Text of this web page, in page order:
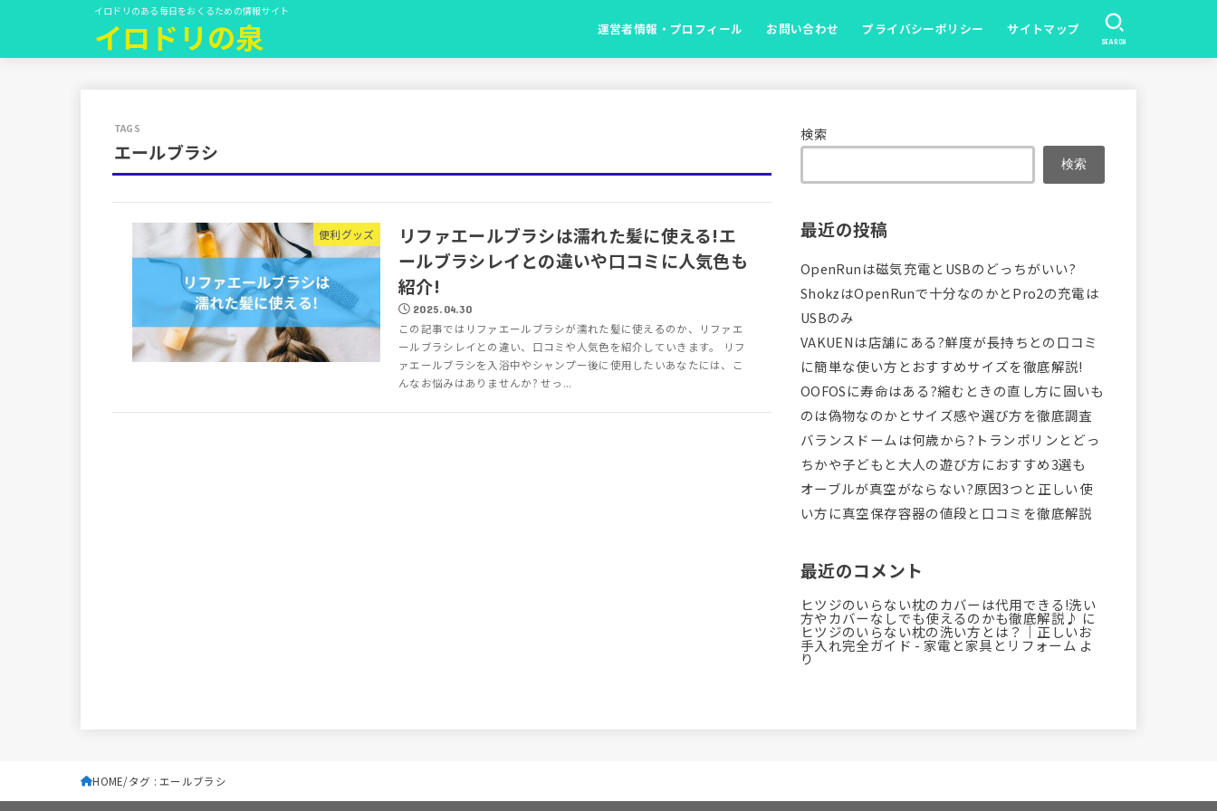
イロドリのある毎日をおくるための情報サイト
イロドリの泉 運営者情報・プロフィール お問い合わせ プライバシーポリシー サイトマップ
SEARCH
エールブラシ
便利グッズ
リファエールブラシは濡れた髪に使える!エ
ールブラシレイとの違いや口コミに人気色も
紹介!
2025.04.30
この記事ではリファエールブラシが濡れた髪に使えるのか、リファエ
ールブラシレイとの違い、口コミや人気色を紹介していきます。 リフ
ァエールブラシを入浴中やシャンプー後に使用したいあなたには、こ
んなお悩みはありませんか? せっ...
検索
検索
最近の投稿
OpenRunは磁気充電とUSBのどっちがいい?
ShokzはOpenRunで十分なのかとPro2の充電は
USBのみ
VAKUENは店舗にある?鮮度が長持ちとの口コミ
に簡単な使い方とおすすめサイズを徹底解説!
OOFOSに寿命はある?縮むときの直し方に固いも
のは偽物なのかとサイズ感や選び方を徹底調査
バランスドームは何歳から?トランポリンとどっ
ちかや子どもと大人の遊び方におすすめ3選も
オーブルが真空がならない?原因3つと正しい使
い方に真空保存容器の値段と口コミを徹底解説
最近のコメント
ヒツジのいらない枕のカバーは代用できる!洗い
方やカバーなしでも使えるのかも徹底解説♪に
ヒツジのいらない枕の洗い方とは？｜正しいお
手入れ完全ガイド - 家電と家具とリフォーム よ
り
HOME タグ : エールブラシ